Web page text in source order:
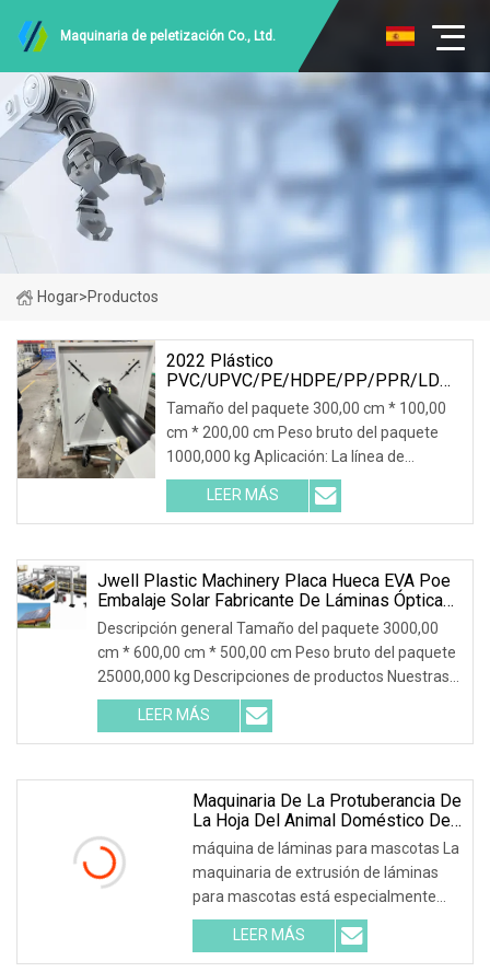
Maquinaria de peletización Co., Ltd.
Hogar>Productos
2022 Plástico
PVC/UPVC/PE/HDPE/PP/PPR/LDPE
Manguera De Agua/Tubo De Cable De
Conducto Eléctrico/Perfil De
Ventana/Extrusora De Paneles De
Pared/Extrusión/Precio De La
Máquina De Extrusión
Tamaño del paquete 300,00 cm * 100,00
cm * 200,00 cm Peso bruto del paquete
1000,000 kg Aplicación: La línea de
extrusión de tubos de plástico PE se utiliza
principalmente en la producción de
drenaje agrícola, suministro de agua y
LEER MÁS
Jwell Plastic Machinery Placa Hueca EVA Poe
Embalaje Solar Fabricante De Láminas Ópticas
Y Proveedor De Máquinas Para Fabricar
Extrusiones De
Tableros/películas/tuberías/perfiles/reciclaje
Descripción general Tamaño del paquete 3000,00
cm * 600,00 cm * 500,00 cm Peso bruto del paquete
25000,000 kg Descripciones de productos Nuestras
ventajas Taller Procesamiento Control de calidad
Servicio global y capacitación Embalaje y
LEER MÁS
Maquinaria De La Protuberancia De
La Hoja Del Animal Doméstico De
La Máquina De La Hoja Del Animal
Doméstico De La Anchura De
1500m M
máquina de láminas para mascotas La
maquinaria de extrusión de láminas
para mascotas está especialmente
diseñada para láminas mono de PET
para la industria del embalaje. La
tecnología de "extrusión de un solo
LEER MÁS